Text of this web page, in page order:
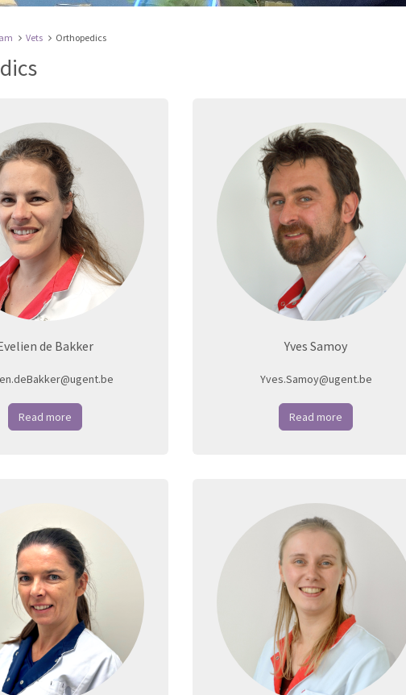
Vets Orthopedics
de Bakker
Read more
Yves Samoy
Yves.Samoy@ugent.be
Read more